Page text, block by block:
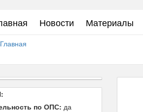
Новости Материалы
по ОПС: да